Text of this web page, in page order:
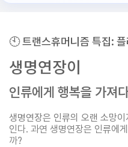
🕙 트랜스휴머니즘 특집:
생명연장이
인류에게 행복을 가져
생명연장은 인류의 오랜 소망
인다. 과연 생명연장은 인류에
까?